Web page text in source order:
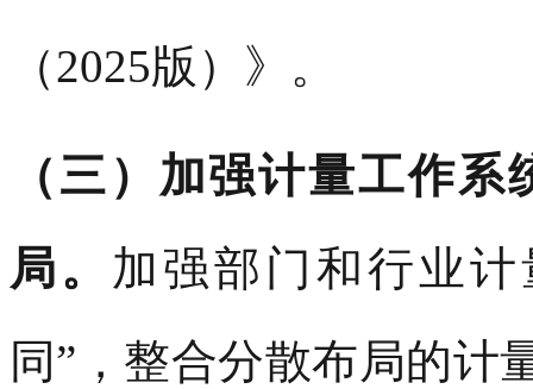
（2025版）》。
（三）加强计量工作
局。 加强部门和行业
同”，整合分散布局的计